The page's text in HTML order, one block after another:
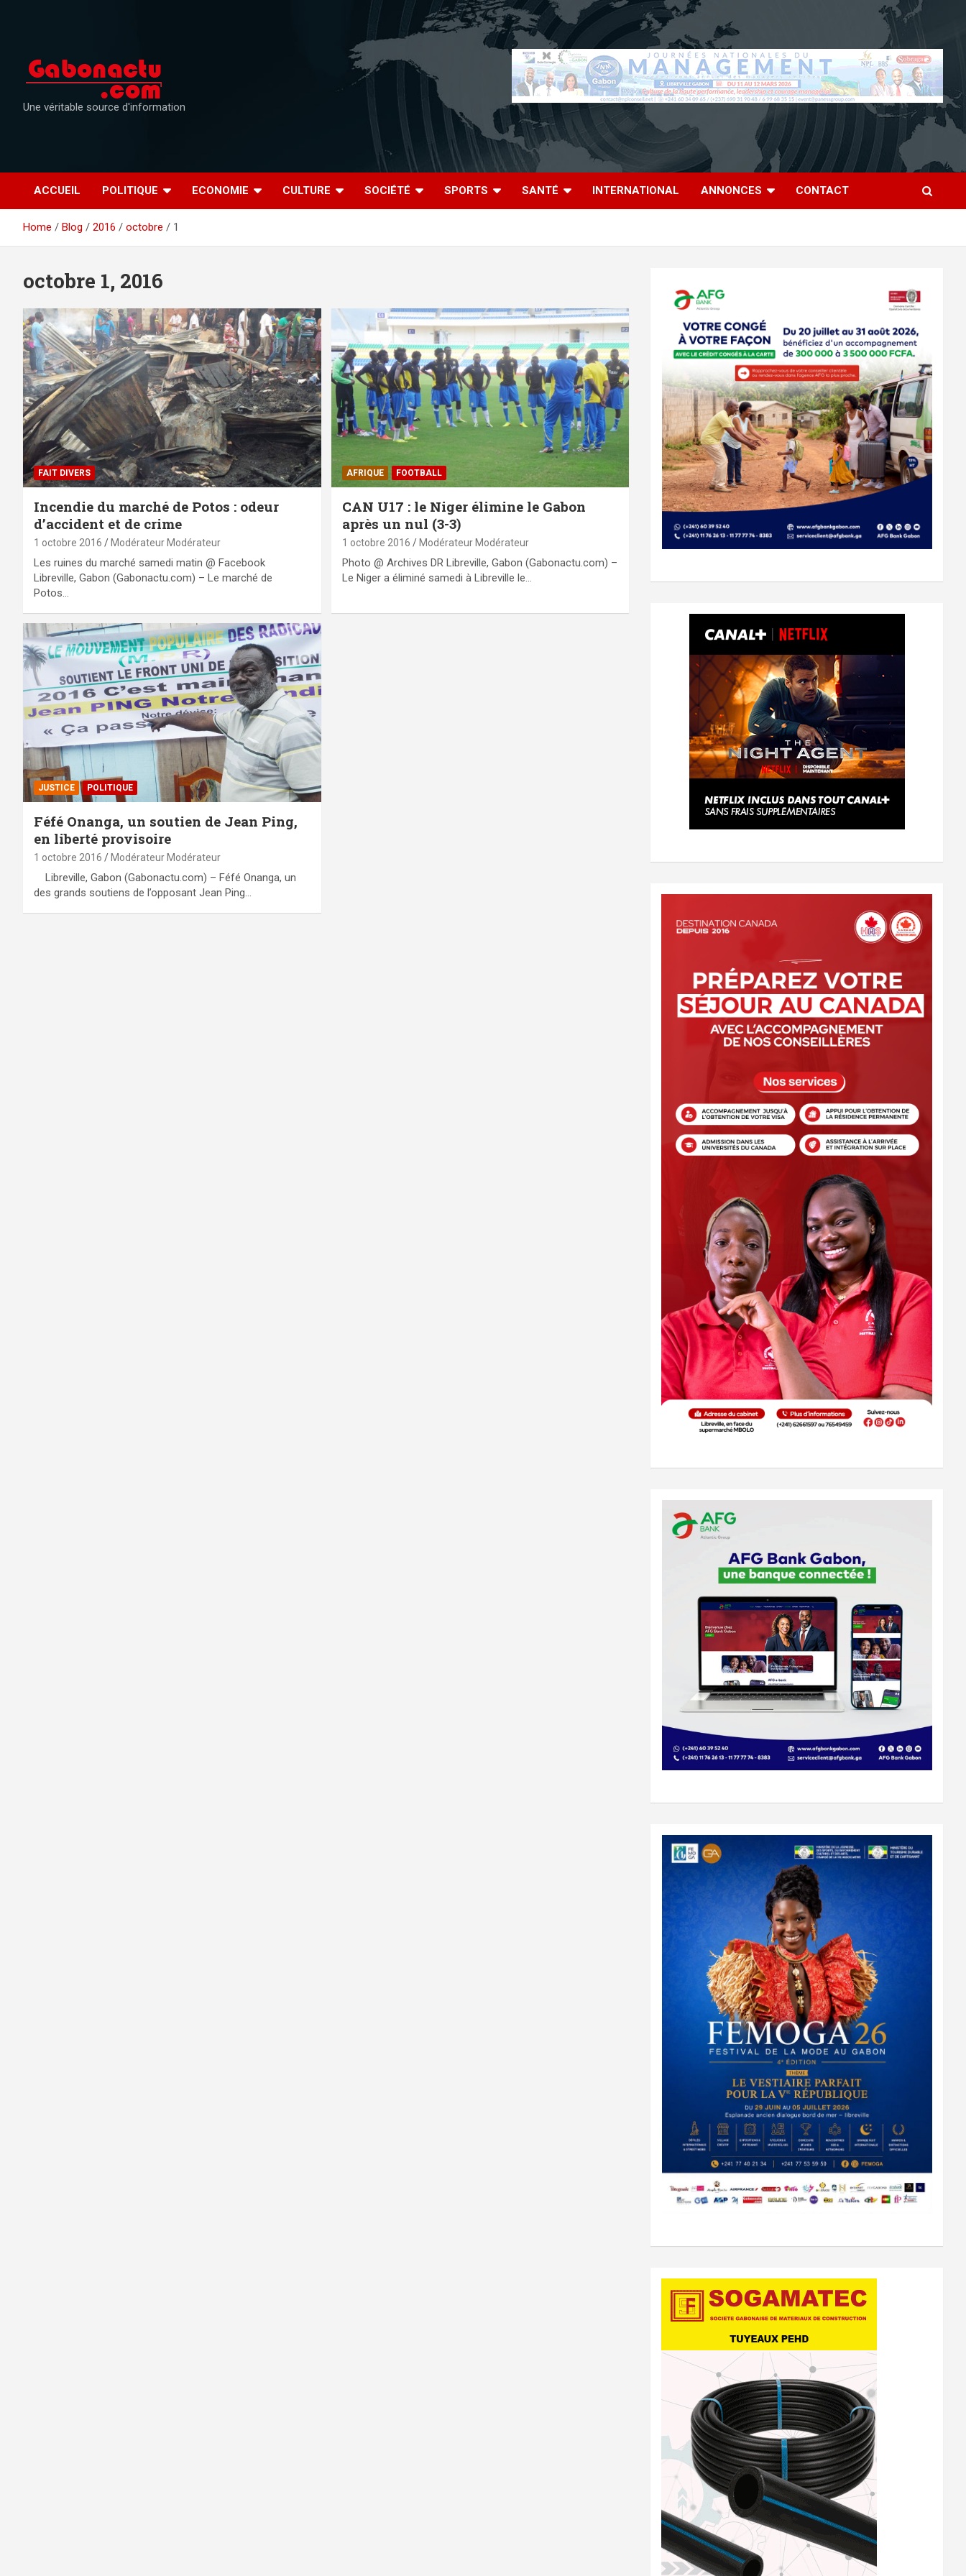
Une véritable source d'information
ACCUEIL POLITIQUE ECONOMIE CULTURE SOCIÉTÉ SPORTS SANTÉ INTERNATIONAL ANNONCES CONTACT
Home Blog 2016 octobre 1
octobre 1, 2016
FAIT DIVERS
Incendie du marché de Potos : odeur
d’accident et de crime
1 octobre 2016 Modérateur Modérateur
Les ruines du marché samedi matin @ Facebook
Libreville, Gabon (Gabonactu.com) – Le marché de
Potos…
AFRIQUE FOOTBALL
CAN U17 : le Niger élimine le Gabon
après un nul (3-3)
1 octobre 2016 Modérateur Modérateur
Photo @ Archives DR Libreville, Gabon (Gabonactu.com) –
Le Niger a éliminé samedi à Libreville le…
JUSTICE POLITIQUE
Féfé Onanga, un soutien de Jean Ping,
en liberté provisoire
1 octobre 2016 Modérateur Modérateur
Libreville, Gabon (Gabonactu.com) – Féfé Onanga, un
des grands soutiens de l’opposant Jean Ping…